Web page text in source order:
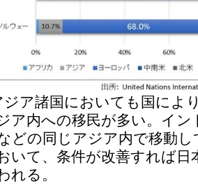
ア諸国においても国によ
ア内への移民が多い。イ
どの同じアジア内で移動
いて、条件が改善すれば日
れる。